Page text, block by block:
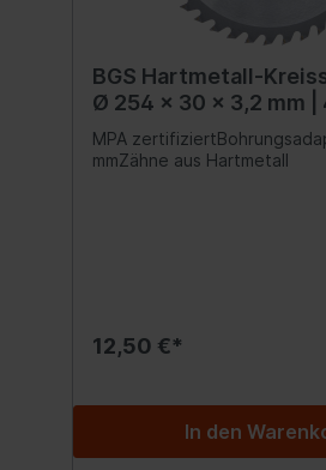
BGS Hartmetall-
Ø 254 x 30 x 3,2 mm |
MPA
mmZähne aus Hartmetall
12,50 €*
In den